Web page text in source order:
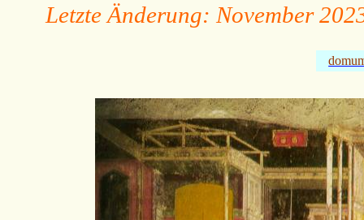
Letzte Änderung: November